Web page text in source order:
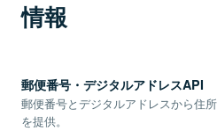
情報
郵便番号・デジタルアドレスAPI
郵便番号とデジタルアドレスから住
を提供。